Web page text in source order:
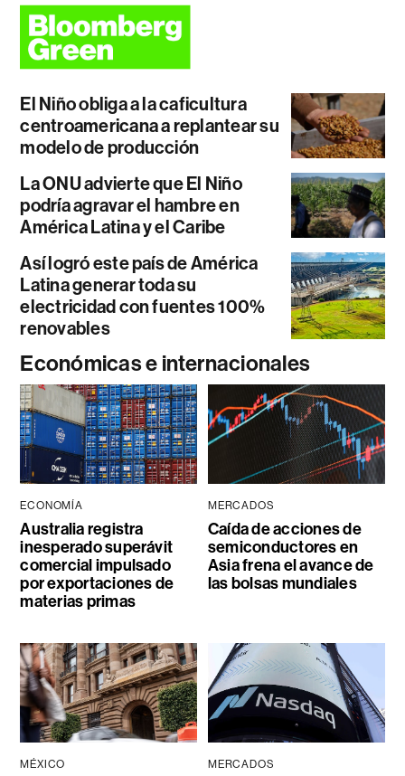
El Niño obliga a la caficultura
centroamericana a replantear su
modelo de producción
La ONU advierte que El Niño
podría agravar el hambre en
América Latina y el Caribe
Así logró este país de América
Latina generar toda su
electricidad con fuentes 100%
renovables
Económicas e internacionales
ECONOMÍA
Australia registra
inesperado superávit
comercial impulsado
por exportaciones de
materias primas
MERCADOS
Caída de acciones de
semiconductores en
Asia frena el avance de
las bolsas mundiales
MÉXICO MERCADOS